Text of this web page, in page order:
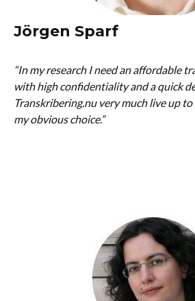
Jörgen Sparf
“In my research I need an affordable
with high confidentiality and a quick
Transkribering.nu very much live up
my obvious choice.”